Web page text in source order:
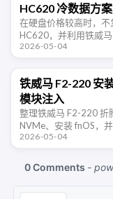
HC620 冷数据方案
在硬盘价格较高时，
HC620，并利用铁威
据节点。
2026-05-04
铁威马 F2-220 安
模块注入
整理铁威马 F2-220 折
NVMe、安装 fnOS，
的 BIOS。
2026-05-04